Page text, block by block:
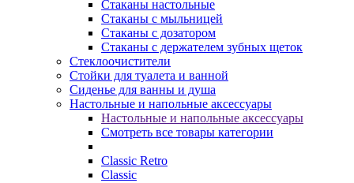
Стаканы настольные
Стаканы с мыльницей
Стаканы с дозатором
Стаканы с держателем зубных щеток
Стеклоочистители
Стойки для туалета и ванной
Сиденье для ванны и душа
Настольные и напольные аксессуары
Настольные и напольные аксессуары
Смотреть все товары категории
Classic Retro
Classic